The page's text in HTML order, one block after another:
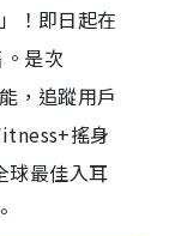
！即日起在
是次
，追蹤用戶
搖身
球最佳入耳